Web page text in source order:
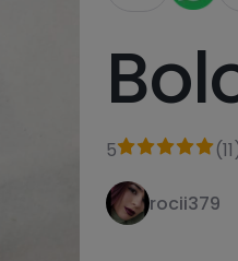
5 (11
rocii379